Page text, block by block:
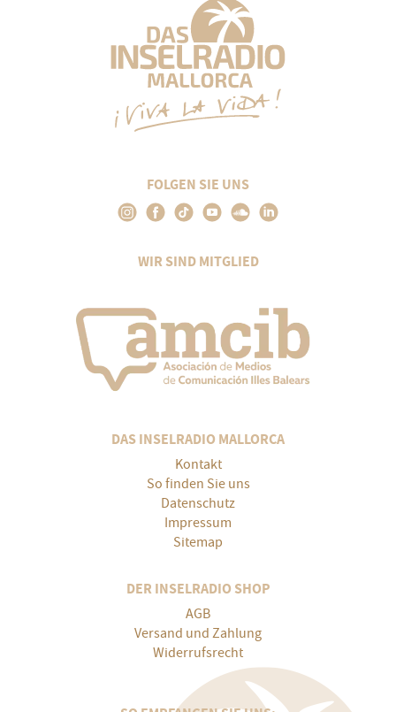
FOLGEN SIE UNS
WIR SIND MITGLIED
DAS INSELRADIO MALLORCA
Kontakt
So finden Sie uns
Datenschutz
Impressum
Sitemap
DER INSELRADIO SHOP
AGB
Versand und Zahlung
Widerrufsrecht